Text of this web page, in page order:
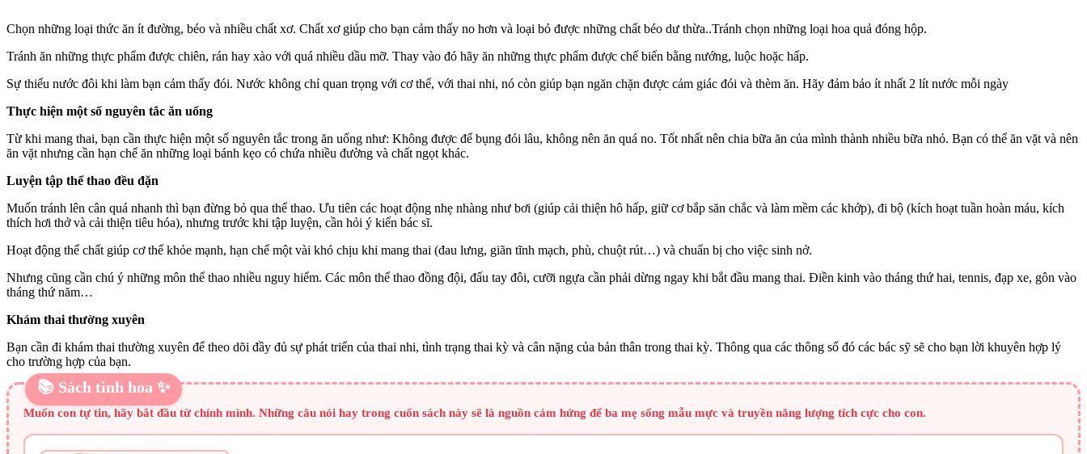
Chọn những loại thức ăn ít đường, béo và nhiều chất xơ. Chất xơ giúp cho bạn cảm thấy no hơn và loại bỏ được những chất béo dư thừa..Tránh chọn những loại hoa quả đóng hộp.
Tránh ăn những thực phẩm được chiên, rán hay xào với quá nhiều dầu mỡ. Thay vào đó hãy ăn những thực phẩm được chế biến bằng nướng, luộc hoặc hấp.
Sự thiếu nước đôi khi làm bạn cảm thấy đói. Nước không chỉ quan trọng với cơ thể, với thai nhi, nó còn giúp bạn ngăn chặn được cảm giác đói và thèm ăn. Hãy đảm bảo ít nhất 2 lít nước mỗi ngày
Thực hiện một số nguyên tắc ăn uống
Từ khi mang thai, bạn cần thực hiện một số nguyên tắc trong ăn uống như: Không được để bụng đói lâu, không nên ăn quá no. Tốt nhất nên chia bữa ăn của mình thành nhiều bữa nhỏ. Bạn có thể ăn vặt và nên
ăn vặt nhưng cần hạn chế ăn những loại bánh kẹo có chứa nhiều đường và chất ngọt khác.
Luyện tập thể thao đều đặn
Muốn tránh lên cân quá nhanh thì bạn đừng bỏ qua thể thao. Ưu tiên các hoạt động nhẹ nhàng như bơi (giúp cải thiện hô hấp, giữ cơ bắp săn chắc và làm mềm các khớp), đi bộ (kích hoạt tuần hoàn máu, kích
thích hơi thở và cải thiện tiêu hóa), nhưng trước khi tập luyện, cần hỏi ý kiến bác sĩ.
Hoạt động thể chất giúp cơ thể khỏe mạnh, hạn chế một vài khó chịu khi mang thai (đau lưng, giãn tĩnh mạch, phù, chuột rút…) và chuẩn bị cho việc sinh nở.
Nhưng cũng cần chú ý những môn thể thao nhiều nguy hiểm. Các môn thể thao đồng đội, đấu tay đôi, cưỡi ngựa cần phải dừng ngay khi bắt đầu mang thai. Điền kinh vào tháng thứ hai, tennis, đạp xe, gôn vào
tháng thứ năm…
Khám thai thường xuyên
Bạn cần đi khám thai thường xuyên để theo dõi đầy đủ sự phát triển của thai nhi, tình trạng thai kỳ và cân nặng của bản thân trong thai kỳ. Thông qua các thông số đó các bác sỹ sẽ cho bạn lời khuyên hợp lý
cho trường hợp của bạn.
📚 Sách tinh hoa ✨
Muốn con tự tin, hãy bắt đầu từ chính mình. Những câu nói hay trong cuốn sách này sẽ là nguồn cảm hứng để ba mẹ sống mẫu mực và truyền năng lượng tích cực cho con.